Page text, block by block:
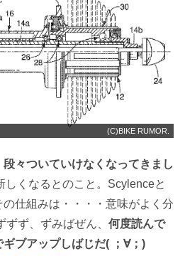
(C)BIKE RUMOR.
々ついていけなくなってきまし
しくなるとのこと。Scylenceと
仕組みは・・・・意味がよく分
ず、ずみばぜん、 何度読んで
ブアップしばじだ( ；∀；)